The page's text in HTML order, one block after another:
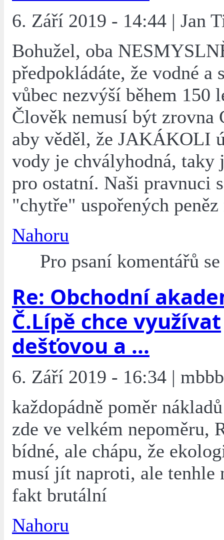
6. Září 2019 - 14:44 | Jan
Bohužel, oba
předpokládáte, že vodné a
vůbec nezvýší během 150
Člověk nemusí být zrovna
aby věděl, že JAKÁKOLI
vody je chvályhodná, taky
pro ostatní. Naši pravnuci
"chytře" uspořených
Nahoru
Pro psaní komentářů
Re: Obchodní
Č.Lípě chce využívat
dešťovou a ...
6. Září 2019 - 16:34 | mbbb
každopádně poměr
zde ve velkém nepoměru,
bídné, ale chápu, že
musí jít naproti, ale tenhle
fakt brutální
Nahoru